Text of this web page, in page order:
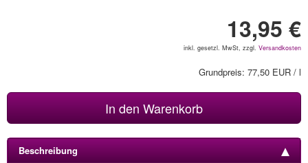
13,95 €
inkl. gesetzl. MwSt, zzgl. Versandkosten
Grundpreis: 77,50 EUR / l
In den Warenkorb
Beschreibung